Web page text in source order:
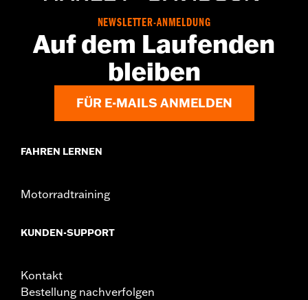
NEWSLETTER-ANMELDUNG
Auf dem Laufenden
bleiben
FÜR E-MAILS ANMELDEN
FAHREN LERNEN
Motorradtraining
KUNDEN-SUPPORT
Kontakt
Bestellung nachverfolgen